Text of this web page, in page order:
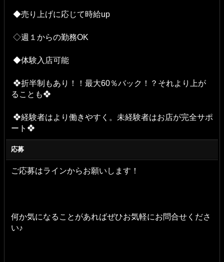
◆売り上げに応じて時給up
◇週１からの勤務OK
◆体験入店可能
❖折半制もあり！！最大60％バック！？それより上が
ることも❖
❖経験者はより働きやすく。未経験者はお店が完全サポ
ート❖
応募
ご応募はラインからお願いします！
何か気になることがあればぜひお気軽にお問合せくださ
い♪